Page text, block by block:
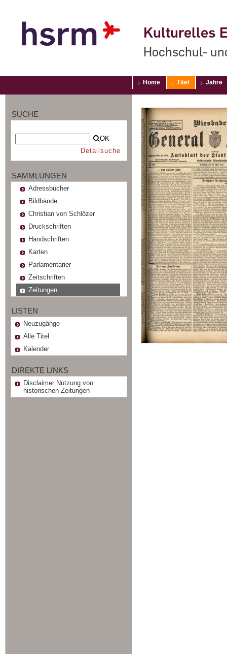
Kulturelles
Hochschul-
Home Titel Jahre
SUCHE
OK
Detailsuche
SAMMLUNGEN
Adressbücher
Bildbände
Christian von Schlözer
Druckschriften
Handschriften
Karten
Parlamentarier
Zeitschriften
Zeitungen
LISTEN
Neuzugänge
Alle Titel
Kalender
DIREKTE LINKS
Disclaimer Nutzung von
historischen Zeitungen